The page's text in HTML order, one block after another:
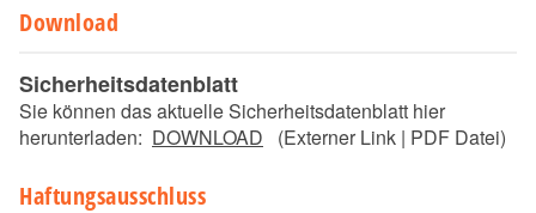
Download
Sicherheitsdatenblatt
Sie können das aktuelle Sicherheitsdatenblatt hier
herunterladen: DOWNLOAD (Externer Link | PDF Datei)
Haftungsausschluss